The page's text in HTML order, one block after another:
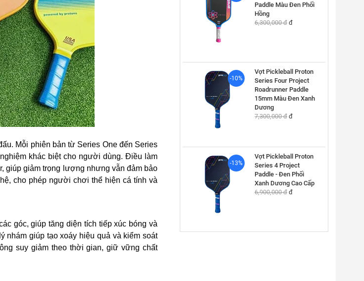
Mỗi phiên bản từ Series One đến Series
khác biệt cho người dùng. Điều làm
giúp giảm trọng lượng nhưng vẫn đảm bảo
cho phép người chơi thể hiện cá tính và
góc, giúp tăng diện tích tiếp xúc bóng và
nhám giúp tạo xoáy hiệu quả và kiểm soát
suy giảm theo thời gian, giữ vững chất
Paddle Màu Đen Phối
Hồng
6,300,000 đ đ
-10%
Vợt Pickleball Proton
Series Four Project
Roadrunner Paddle
15mm Màu Đen Xanh
Dương
7,300,000 đ đ
-13%
Vợt Pickleball Proton
Series 4 Project
Paddle - Đen Phối
Xanh Dương Cao Cấp
6,900,000 đ đ